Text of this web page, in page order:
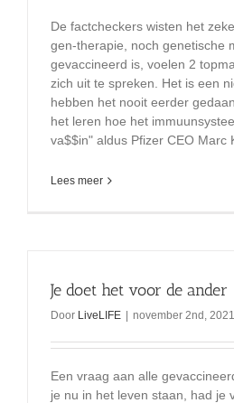
De factcheckers wisten het
gen-therapie, noch genetische
gevaccineerd is, voelen 2
zich uit te spreken. Het is een
hebben het nooit eerder
het leren hoe het
va$$in" aldus Pfizer CEO Marc
Lees meer
Je doet het voor de ander
Door LiveLIFE | november 2nd, 2021
Een vraag aan alle
je nu in het leven staan, had je